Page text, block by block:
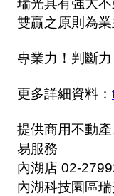
雙贏之原則為業
專業力！判斷
更多詳細資料：
提供商用不動
易服務
內湖店 02-
內湖科技園區